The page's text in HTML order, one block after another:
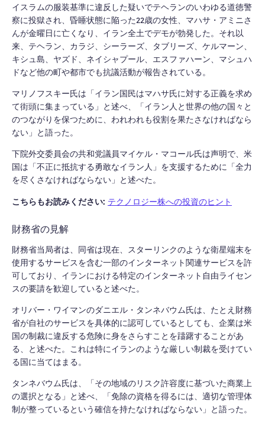
イスラムの服装基準に違反した疑いでテヘランのいわゆる道徳警
察に投獄され、昏睡状態に陥った22歳の女性、マハサ・アミニさ
んが金曜日に亡くなり、イラン全土でデモが勃発した。それ以
来、テヘラン、カラジ、シーラーズ、タブリーズ、ケルマーン、
キシュ島、ヤズド、ネイシャプール、エスファハーン、マシュハ
ドなど他の町や都市でも抗議活動が報告されている。
マリノフスキー氏は「イラン国民はマハサ氏に対する正義を求め
て街頭に集まっている」と述べ、「イラン人と世界の他の国々と
のつながりを保つために、われわれも役割を果たさなければなら
ない」と語った。
下院外交委員会の共和党議員マイケル・マコール氏は声明で、米
国は「不正に抵抗する勇敢なイラン人」を支援するために「全力
を尽くさなければならない」と述べた。
こちらもお読みください: テクノロジー株への投資のヒント
財務省の見解
財務省当局者は、同省は現在、スターリンクのような衛星端末を
使用するサービスを含む一部のインターネット関連サービスを許
可しており、イランにおける特定のインターネット自由ライセン
スの要請を歓迎していると述べた。
オリバー・ワイマンのダニエル・タンネバウム氏は、たとえ財務
省が自社のサービスを具体的に認可しているとしても、企業は米
国の制裁に違反する危険に身をさらすことを躊躇することがあ
る、と述べた。これは特にイランのような厳しい制裁を受けてい
る国に当てはまる。
タンネバウム氏は、「その地域のリスク許容度に基づいた商業上
の選択となる」と述べ、「免除の資格を得るには、適切な管理体
制が整っているという確信を持たなければならない」と語った。